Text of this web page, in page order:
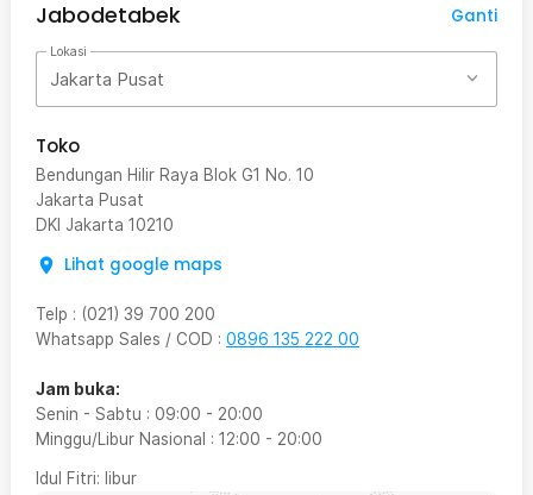
Jabodetabek
Ganti
Lokasi
Jakarta Pusat
Toko
Bendungan Hilir Raya Blok G1 No. 10
Jakarta Pusat
DKI Jakarta 10210
Lihat google maps
Telp : (021) 39 700 200
Whatsapp Sales / COD : 0896 135 222 00
Jam buka:
Senin - Sabtu : 09:00 - 20:00
Minggu/Libur Nasional : 12:00 - 20:00
Idul Fitri: libur